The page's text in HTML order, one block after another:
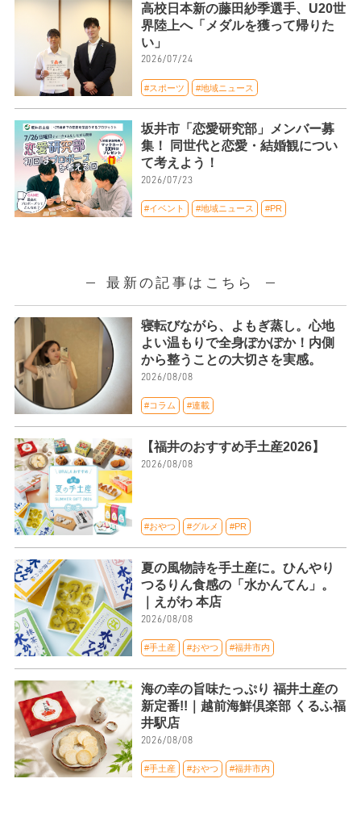
高校日本新の藤田紗季選手、U20世
界陸上へ「メダルを獲って帰りた
い」
2026/07/24
#スポーツ #地域ニュース
坂井市「恋愛研究部」メンバー募
集！ 同世代と恋愛・結婚観につい
て考えよう！
2026/07/23
#イベント #地域ニュース #PR
最新の記事はこちら
寝転びながら、よもぎ蒸し。心地
よい温もりで全身ぽかぽか！内側
から整うことの大切さを実感。
2026/08/08
#コラム #連載
【福井のおすすめ手土産2026】
2026/08/08
#おやつ #グルメ #PR
夏の風物詩を手土産に。ひんやり
つるりん食感の「水かんてん」。
｜えがわ 本店
2026/08/08
#手土産 #おやつ #福井市内
海の幸の旨味たっぷり 福井土産の
新定番!!｜越前海鮮倶楽部 くるふ福
井駅店
2026/08/08
#手土産 #おやつ #福井市内